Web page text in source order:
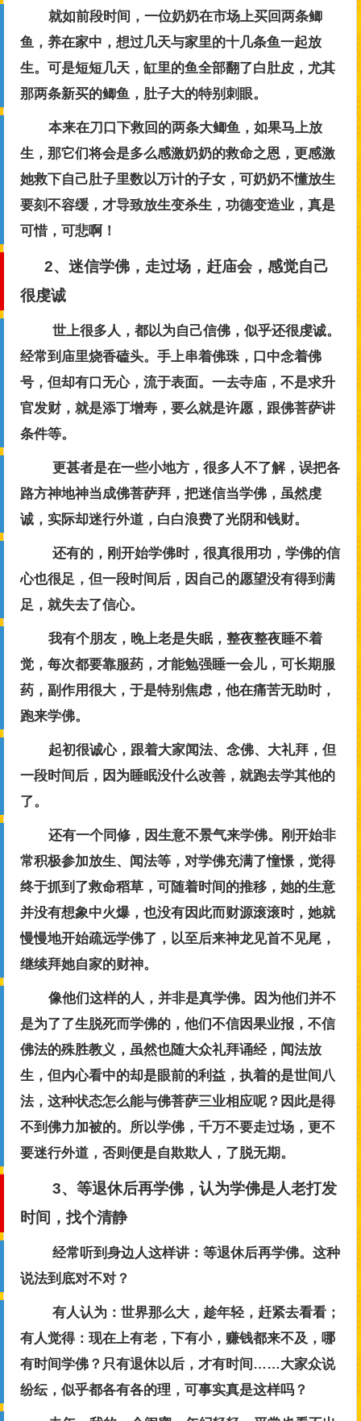
就如前段时间，一位奶奶在市场上买回两条鲫
鱼，养在家中，想过几天与家里的十几条鱼一起放
生。可是短短几天，缸里的鱼全部翻了白肚皮，尤其
那两条新买的鲫鱼，肚子大的特别刺眼。
本来在刀口下救回的两条大鲫鱼，如果马上放
生，那它们将会是多么感激奶奶的救命之恩，更感激
她救下自己肚子里数以万计的子女，可奶奶不懂放生
要刻不容缓，才导致放生变杀生，功德变造业，真是
可惜，可悲啊！
2、迷信学佛，走过场，赶庙会，感觉自己
很虔诚
世上很多人，都以为自己信佛，似乎还很虔诚。
经常到庙里烧香磕头。手上串着佛珠，口中念着佛
号，但却有口无心，流于表面。一去寺庙，不是求升
官发财，就是添丁增寿，要么就是许愿，跟佛菩萨讲
条件等。
更甚者是在一些小地方，很多人不了解，误把各
路方神地神当成佛菩萨拜，把迷信当学佛，虽然虔
诚，实际却迷行外道，白白浪费了光阴和钱财。
还有的，刚开始学佛时，很真很用功，学佛的信
心也很足，但一段时间后，因自己的愿望没有得到满
足，就失去了信心。
我有个朋友，晚上老是失眠，整夜整夜睡不着
觉，每次都要靠服药，才能勉强睡一会儿，可长期服
药，副作用很大，于是特别焦虑，他在痛苦无助时，
跑来学佛。
起初很诚心，跟着大家闻法、念佛、大礼拜，但
一段时间后，因为睡眠没什么改善，就跑去学其他的
了。
还有一个同修，因生意不景气来学佛。刚开始非
常积极参加放生、闻法等，对学佛充满了憧憬，觉得
终于抓到了救命稻草，可随着时间的推移，她的生意
并没有想象中火爆，也没有因此而财源滚滚时，她就
慢慢地开始疏远学佛了，以至后来神龙见首不见尾，
继续拜她自家的财神。
像他们这样的人，并非是真学佛。因为他们并不
是为了了生脱死而学佛的，他们不信因果业报，不信
佛法的殊胜教义，虽然也随大众礼拜诵经，闻法放
生，但内心看中的却是眼前的利益，执着的是世间八
法，这种状态怎么能与佛菩萨三业相应呢？因此是得
不到佛力加被的。所以学佛，千万不要走过场，更不
要迷行外道，否则便是自欺欺人，了脱无期。
3、等退休后再学佛，认为学佛是人老打发
时间，找个清静
经常听到身边人这样讲：等退休后再学佛。这种
说法到底对不对？
有人认为：世界那么大，趁年轻，赶紧去看看；
有人觉得：现在上有老，下有小，赚钱都来不及，哪
有时间学佛？只有退休以后，才有时间……大家众说
纷纭，似乎都各有各的理，可事实真是这样吗？